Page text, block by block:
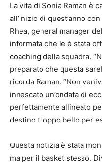
La vita di Sonia Raman è
all’inizio di quest’anno
Rhea, general manager
informata che le è stata
coaching della squadra.
preparato che questa
ricorda Raman. “Non
innescato un’ondata di
perfettamente allineato
destino troppo bello per
Questa notizia è stata
ma per il basket stesso.